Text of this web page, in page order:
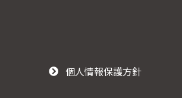
個人情報保護方針